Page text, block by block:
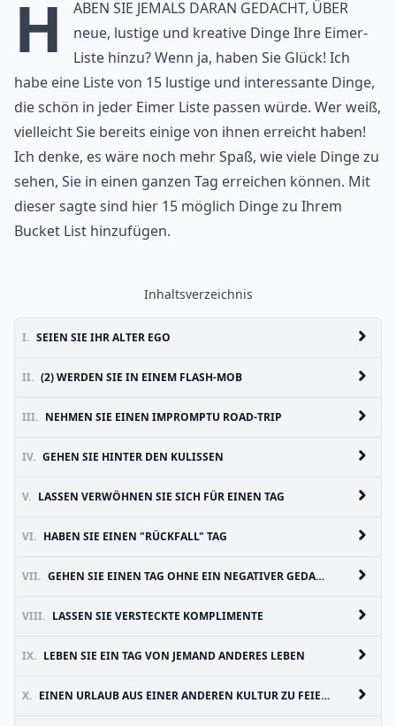
H
aben Sie jemals daran gedacht, über
neue, lustige und kreative Dinge Ihre Eimer-
Liste hinzu? Wenn ja, haben Sie Glück! Ich
habe eine Liste von 15 lustige und interessante Dinge,
die schön in jeder Eimer Liste passen würde. Wer weiß,
vielleicht Sie bereits einige von ihnen erreicht haben!
Ich denke, es wäre noch mehr Spaß, wie viele Dinge zu
sehen, Sie in einen ganzen Tag erreichen können. Mit
dieser sagte sind hier 15 möglich Dinge zu Ihrem
Bucket List hinzufügen.
Inhaltsverzeichnis
I. SEIEN SIE IHR ALTER EGO
II. (2) WERDEN SIE IN EINEM FLASH-MOB
III. NEHMEN SIE EINEN IMPROMPTU ROAD-TRIP
IV. GEHEN SIE HINTER DEN KULISSEN
V. LASSEN VERWÖHNEN SIE SICH FÜR EINEN TAG
VI. HABEN SIE EINEN "RÜCKFALL" TAG
VII. GEHEN SIE EINEN TAG OHNE EIN NEGATIVER GEDANKE
VIII. LASSEN SIE VERSTECKTE KOMPLIMENTE
IX. LEBEN SIE EIN TAG VON JEMAND ANDERES LEBEN
X. EINEN URLAUB AUS EINER ANDEREN KULTUR ZU FEIERN.